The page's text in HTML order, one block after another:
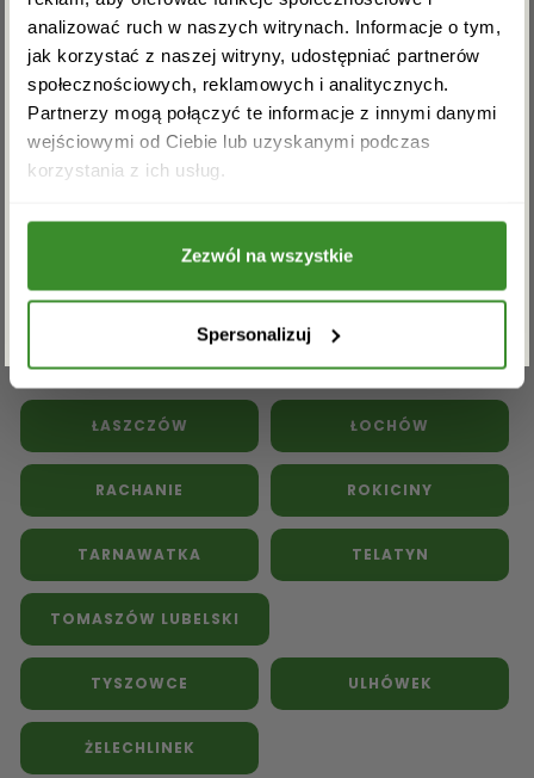
analizować ruch w naszych witrynach. Informacje o tym,
jak korzystać z naszej witryny, udostępniać partnerów
społecznościowych, reklamowych i analitycznych.
Partnerzy mogą połączyć te informacje z innymi danymi
wejściowymi od Ciebie lub uzyskanymi podczas
korzystania z ich usług.
Zezwól na wszystkie
Spersonalizuj
Kwiaty doniczkowe Kwiaty na pogrzeb
Inne kwiaciarnie w powiecie
tomaszowskim:
BEŁŻEC
KRYNICE LUBOCHNIA
ŁASZCZÓW ŁOCHÓW
RACHANIE ROKICINY
TARNAWATKA TELATYN
TOMASZÓW LUBELSKI
TYSZOWCE ULHÓWEK
ŻELECHLINEK
Akceptuję regulamin i wyrażam zgodę na
przetwarzanie powyższych danych osobowych
ZAPISZ SIĘ